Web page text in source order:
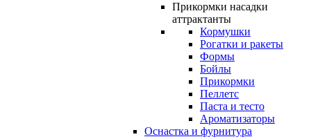
Прикормки насадки
аттрактанты
Кормушки
Рогатки и ракеты
Формы
Бойлы
Прикормки
Пеллетс
Паста и тесто
Ароматизаторы
Оснастка и фурнитура